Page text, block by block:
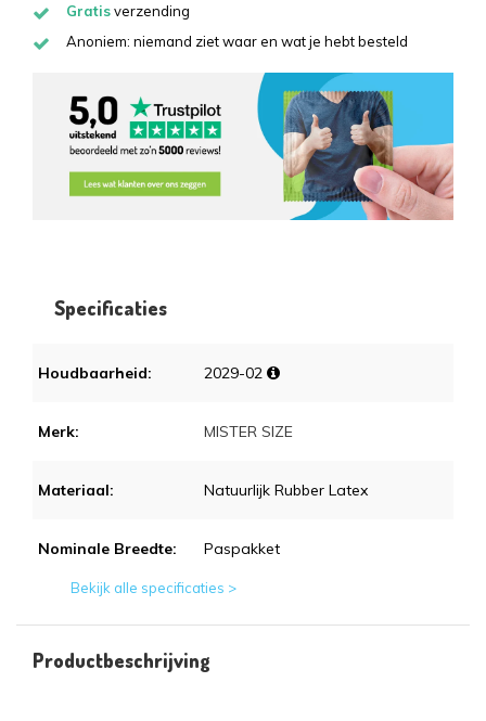
Gratisverzending
Anoniem: niemand ziet waar en wat je hebt besteld
Specificaties
Houdbaarheid: 2029-02
Merk: MISTER SIZE
Materiaal: Natuurlijk Rubber Latex
Nominale Breedte: Paspakket
Bekijk alle specificaties >
Productbeschrijving